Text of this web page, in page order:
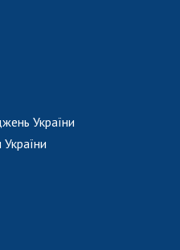
України
України